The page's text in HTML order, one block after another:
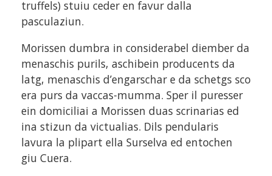
truffels) stuiu ceder en favur dalla
pasculaziun.
Morissen dumbra in considerabel diember da
menaschis purils, aschibein producents da
latg, menaschis d’engarschar e da schetgs sco
era purs da vaccas-mumma. Sper il puresser
ein domiciliai a Morissen duas scrinarias ed
ina stizun da victualias. Dils pendularis
lavura la plipart ella Surselva ed entochen
giu Cuera.